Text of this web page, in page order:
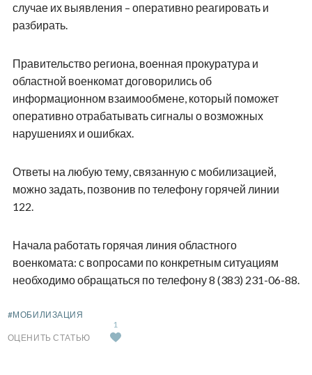
случае их выявления – оперативно реагировать и
разбирать.
Правительство региона, военная прокуратура и
областной военкомат договорились об
информационном взаимообмене, который поможет
оперативно отрабатывать сигналы о возможных
нарушениях и ошибках.
Ответы на любую тему, связанную с мобилизацией,
можно задать, позвонив по телефону горячей линии
122.
Начала работать горячая линия областного
военкомата: с вопросами по конкретным ситуациям
необходимо обращаться по телефону 8 (383) 231-06-88.
#МОБИЛИЗАЦИЯ
ОЦЕНИТЬ СТАТЬЮ
1